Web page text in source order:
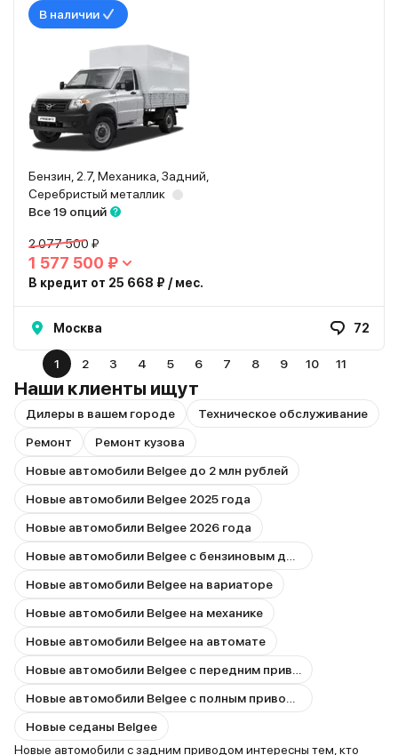
В наличии
Бензин, 2.7, Механика, Задний,
Серебристый металлик
Все 19 опций
2 077 500 ₽
1 577 500 ₽
В кредит от 25 668 ₽ / мес.
Москва 72
1 2 3 4 5 6 7 8 9 10 11
Наши клиенты ищут
Дилеры в вашем городе
Техническое обслуживание
Ремонт
Ремонт кузова
Новые автомобили Belgee до 2 млн рублей
Новые автомобили Belgee 2025 года
Новые автомобили Belgee 2026 года
Новые автомобили Belgee на вариаторе
Новые автомобили Belgee на механике
Новые автомобили Belgee на автомате
Новые седаны Belgee
Новые автомобили с задним приводом интересны тем, кто